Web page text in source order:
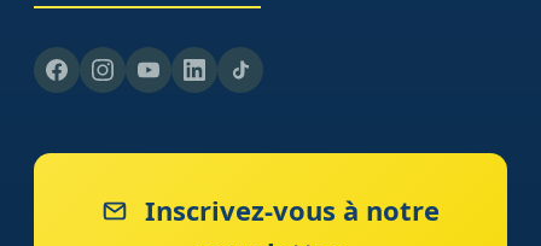
Inscrivez-vous à notre